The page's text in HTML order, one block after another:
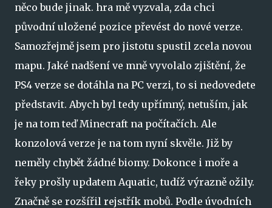
něco bude jinak. hra mě vyzvala, zda chci
původní uložené pozice převést do nové verze.
Samozřejmě jsem pro jistotu spustil zcela novou
mapu. Jaké nadšení ve mně vyvolalo zjištění, že
PS4 verze se dotáhla na PC verzi, to si nedovedete
představit. Abych byl tedy upřímný, netuším, jak
je na tom teď Minecraft na počítačích. Ale
konzolová verze je na tom nyní skvěle. Již by
neměly chybět žádné biomy. Dokonce i moře a
řeky prošly updatem Aquatic, tudíž výrazně ožily.
Značně se rozšířil rejstřík mobů. Podle úvodních